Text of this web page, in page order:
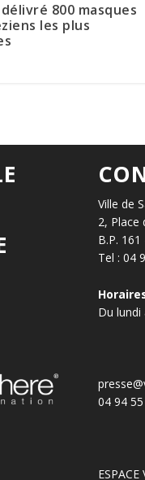
délivré 800 masques
les plus
Ville de
2, Place
B.P.
Tel : 04
Du lundi
04 94